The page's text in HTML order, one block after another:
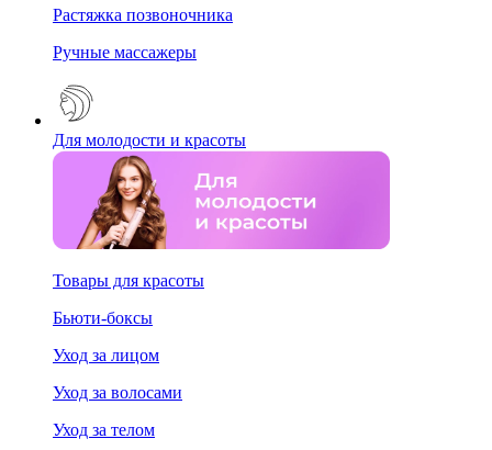
Растяжка позвоночника
Ручные массажеры
Для молодости и красоты
Товары для красоты
Бьюти-боксы
Уход за лицом
Уход за волосами
Уход за телом